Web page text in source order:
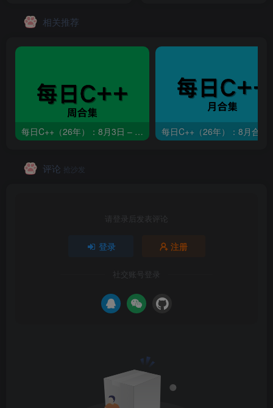
相关推荐
每日C++（26年）：8月3日 – 8月9日 每日C++（26年）：8月合集
评论 抢沙发
请登录后发表评论
登录 注册
社交账号登录